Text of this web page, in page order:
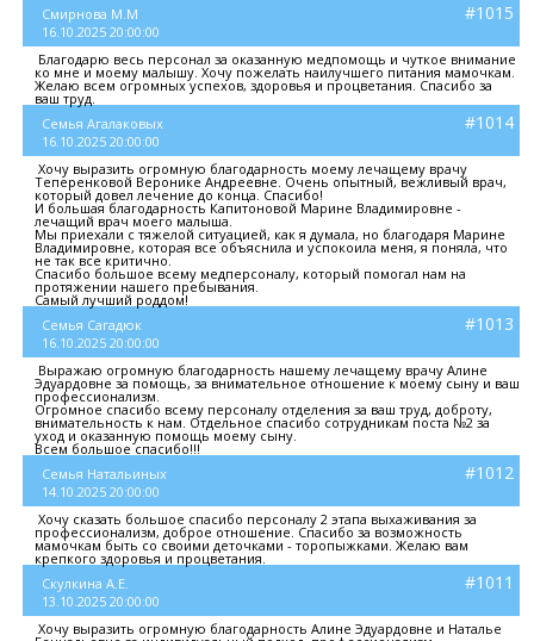
Смирнова М.М
16.10.2025 20:00:00
#1015
Благодарю весь персонал за оказанную медпомощь и чуткое внимание
ко мне и моему малышу. Хочу пожелать наилучшего питания мамочкам.
Желаю всем огромных успехов, здоровья и процветания. Спасибо за
ваш труд.
Семья Агалаковых
16.10.2025 20:00:00
#1014
Хочу выразить огромную благодарность моему лечащему врачу
Теперенковой Веронике Андреевне. Очень опытный, вежливый врач,
который довел лечение до конца. Спасибо!
И большая благодарность Капитоновой Марине Владимировне -
лечащий врач моего малыша.
Мы приехали с тяжелой ситуацией, как я думала, но благодаря Марине
Владимировне, которая все объяснила и успокоила меня, я поняла, что
не так все критично.
Спасибо большое всему медперсоналу, который помогал нам на
протяжении нашего пребывания.
Самый лучший роддом!
Семья Сагадюк
16.10.2025 20:00:00
#1013
Выражаю огромную благодарность нашему лечащему врачу Алине
Эдуардовне за помощь, за внимательное отношение к моему сыну и ваш
профессионализм.
Огромное спасибо всему персоналу отделения за ваш труд, доброту,
внимательность к нам. Отдельное спасибо сотрудникам поста №2 за
уход и оказанную помощь моему сыну.
Всем большое спасибо!!!
Семья Натальиных
14.10.2025 20:00:00
#1012
Хочу сказать большое спасибо персоналу 2 этапа выхаживания за
профессионализм, доброе отношение. Спасибо за возможность
мамочкам быть со своими деточками - торопыжками. Желаю вам
крепкого здоровья и процветания.
Скулкина А.Е.
13.10.2025 20:00:00
#1011
Хочу выразить огромную благодарность Алине Эдуардовне и Наталье